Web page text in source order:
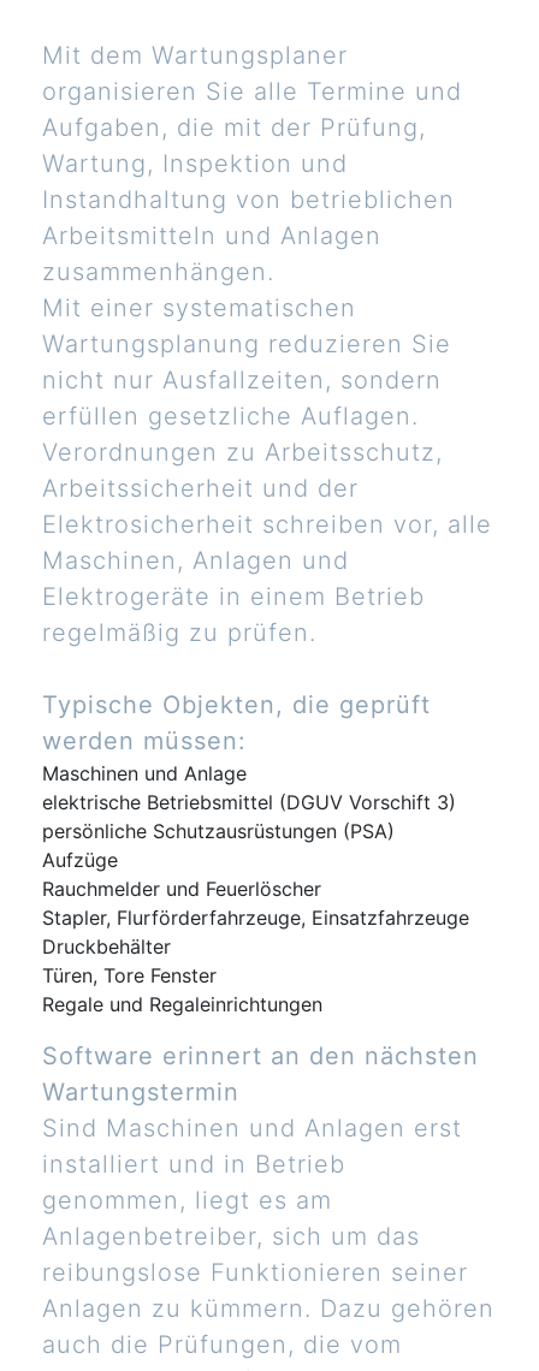
Mit dem Wartungsplaner
organisieren Sie alle Termine und
Aufgaben, die mit der Prüfung,
Wartung, Inspektion und
Instandhaltung von betrieblichen
Arbeitsmitteln und Anlagen
zusammenhängen.
Mit einer systematischen
Wartungsplanung reduzieren Sie
nicht nur Ausfallzeiten, sondern
erfüllen gesetzliche Auflagen.
Verordnungen zu Arbeitsschutz,
Arbeitssicherheit und der
Elektrosicherheit schreiben vor, alle
Maschinen, Anlagen und
Elektrogeräte in einem Betrieb
regelmäßig zu prüfen.
Typische Objekten, die geprüft
werden müssen:
Maschinen und Anlage
elektrische Betriebsmittel (DGUV Vorschift 3)
persönliche Schutzausrüstungen (PSA)
Aufzüge
Rauchmelder und Feuerlöscher
Stapler, Flurförderfahrzeuge, Einsatzfahrzeuge
Druckbehälter
Türen, Tore Fenster
Regale und Regaleinrichtungen
Software erinnert an den nächsten
Wartungstermin
Sind Maschinen und Anlagen erst
installiert und in Betrieb
genommen, liegt es am
Anlagenbetreiber, sich um das
reibungslose Funktionieren seiner
Anlagen zu kümmern. Dazu gehören
auch die Prüfungen, die vom